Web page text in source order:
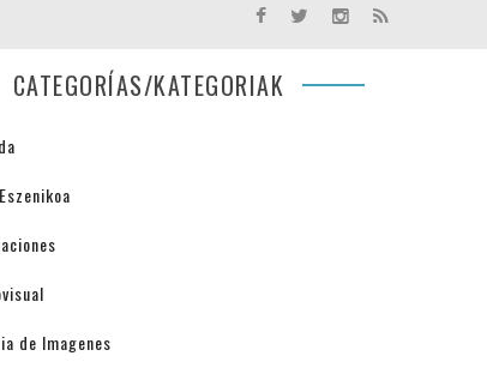
CATEGORÍAS/KATEGORIAK
de Imagenes